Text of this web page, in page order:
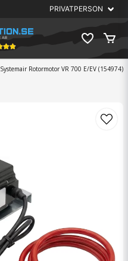
Systemair Rotormotor VR 700 E/EV (154974)